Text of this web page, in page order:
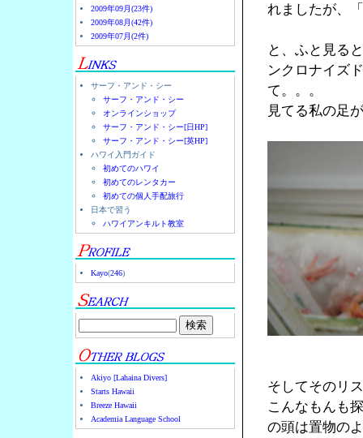
2009年09月(23件)
2009年08月(42件)
2009年07月(2件)
サーフ・アンド・シー
サーフ・アンド・シー
オンラインショップ
サーフ・アンド・シー[日HP]
サーフ・アンド・シー[英HP]
ハワイ入門ガイド
初めてのハワイ
初めてのレンタカー
初めての個人手配旅行
日本で習う
ハワイアンキルト教室
Kayo(246)
Akiyo [Lahaina Divers]
Starts Hawaii
Breeze Hawaii
Academia Language School
れましたが、
と、ふと見る
ンクロナイズ
て。。。
見てる私の足
そしてそのリ
こんなもんも
の頭は置物の